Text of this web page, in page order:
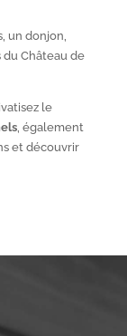
un donjon,
du Château de
le
, également
et découvrir